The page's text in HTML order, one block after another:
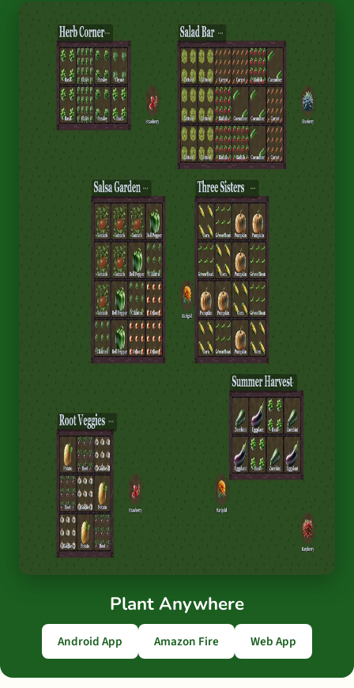
Plant Anywhere
Android App Amazon Fire Web App